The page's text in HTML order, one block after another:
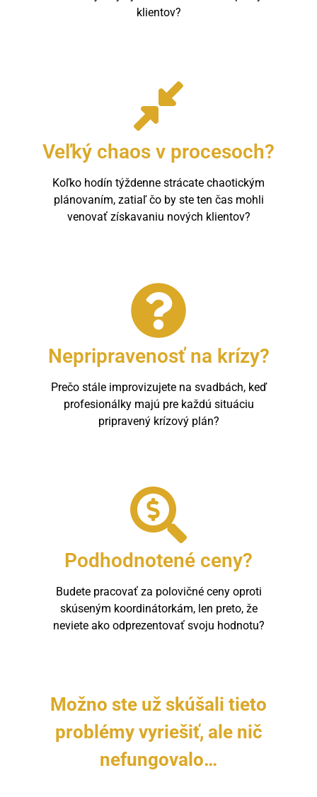
klientov?
Veľký chaos v procesoch?
Koľko hodín týždenne strácate chaotickým
plánovaním, zatiaľ čo by ste ten čas mohli
venovať získavaniu nových klientov?
Nepripravenosť na krízy?
Prečo stále improvizujete na svadbách, keď
profesionálky majú pre každú situáciu
pripravený krízový plán?
Podhodnotené ceny?
Budete pracovať za polovičné ceny oproti
skúseným koordinátorkám, len preto, že
neviete ako odprezentovať svoju hodnotu?
Možno ste už skúšali tieto
problémy vyriešiť, ale nič
nefungovalo…